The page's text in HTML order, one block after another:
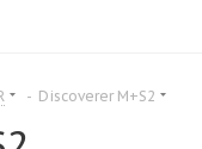
- Discoverer M+S2